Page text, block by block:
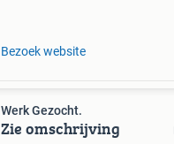
Bezoek website
Werk Gezocht.
Zie omschrijving